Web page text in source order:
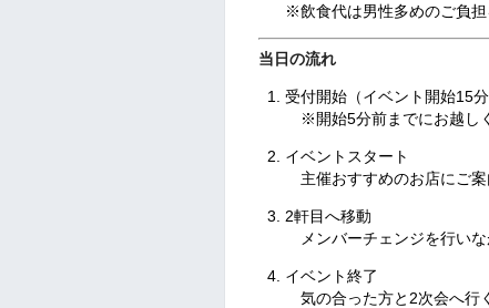
※飲食代は男性多めのご負
当日の流れ
受付開始（イベント開始15分
※開始5分前までにお越し
イベントスタート
主催おすすめのお店にご
2軒目へ移動
メンバーチェンジを行い
イベント終了
気の合った方と2次会へ行